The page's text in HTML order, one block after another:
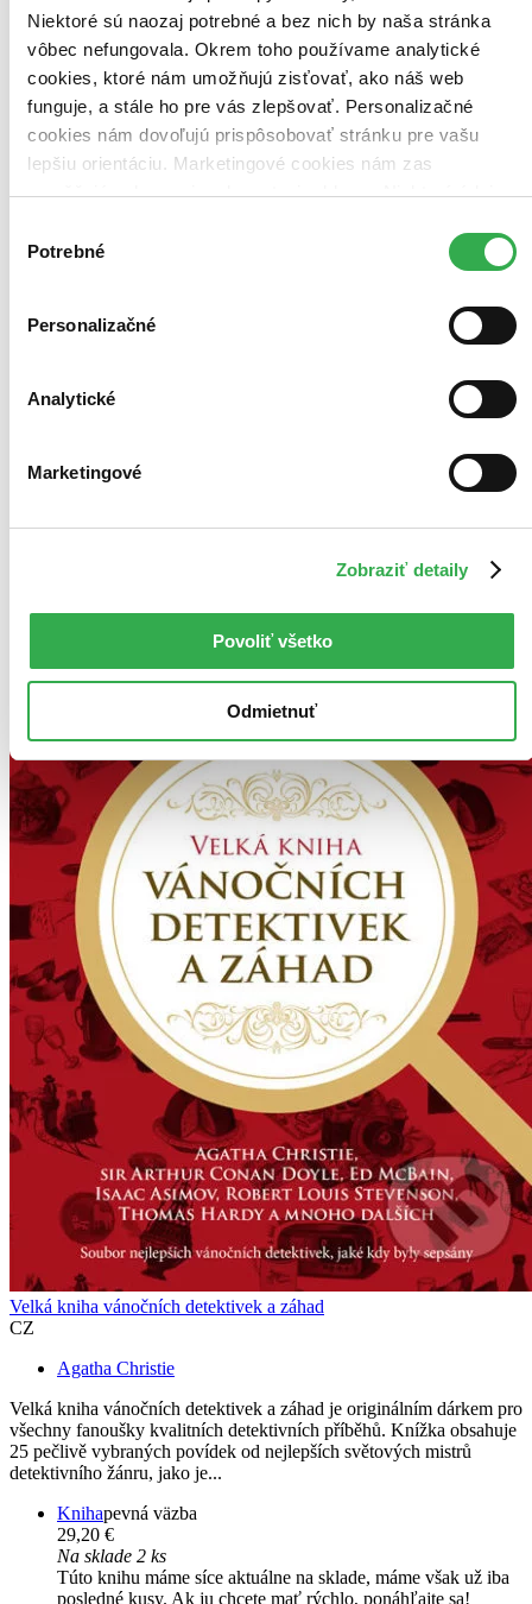
Niektoré sú naozaj potrebné a bez nich by naša stránka
vôbec nefungovala. Okrem toho používame analytické
cookies, ktoré nám umožňujú zisťovať, ako náš web
funguje, a stále ho pre vás zlepšovať. Personalizačné
cookies nám dovoľujú prispôsobovať stránku pre vašu
lepšiu orientáciu. Marketingové cookies nám zas
umožňujú zobrazenie relevantnej reklamy. Niektoré údaje
keby sme mohli používať všetky tieto cookies. Ďakujeme!
súhlasu
Potrebné
Personalizačné
Analytické
Marketingové
Zobraziť detaily
Povoliť všetko
Odmietnuť
Väzba
pevná väzba (1 titul)pevná väzba1
Formát
Audiokniha: CD (1 titul)Audiokniha: CD1
Zoradiť
Novinky
Velká kniha vánočních detektivek a záhad
CZ
Agatha Christie
Velká kniha vánočních detektivek a záhad je originálním dárkem pro
všechny fanoušky kvalitních detektivních příběhů. Knížka obsahuje
25 pečlivě vybraných povídek od nejlepších světových mistrů
detektivního žánru, jako je...
Knihapevná väzba
29,20 €
Na sklade 2 ks
Túto knihu máme síce aktuálne na sklade, máme však už iba
posledné kusy. Ak ju chcete mať rýchlo, ponáhľajte sa!